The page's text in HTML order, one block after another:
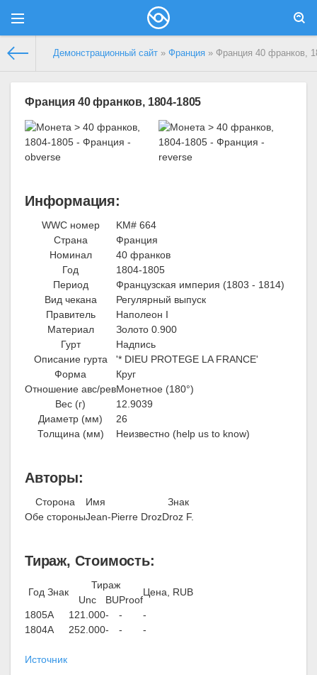
Демонстрационный сайт » Франция » Франция 40 франков,
Франция 40 франков, 1804-1805
Информация:
WWC номер
KM# 664
Страна
Франция
Номинал
40 франков
Год
1804-1805
Период
Французская империя (1803 - 1814)
Вид чекана
Регулярный выпуск
Правитель
Наполеон I
Материал
Золото 0.900
Гурт
Надпись
Описание гурта
'* DIEU PROTEGE LA FRANCE'
Форма
Круг
Отношение авс/ревМонетное (180°)
Вес (г)
12.9039
Диаметр (мм)
26
Толщина (мм)
Неизвестно (help us to know)
Авторы:
Сторона Имя
Знак
Обе стороныJean-Pierre DrozDroz F.
Тираж, Стоимость:
Год Знак
Тираж
Цена, RUB
Unc BUProof
1805A 121.000- -
-
1804A 252.000- - -
Источник